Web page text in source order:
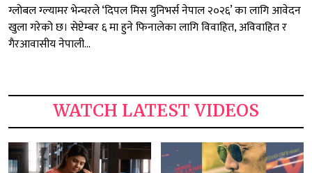
ग्लोबल ग्ल्यामर भेन्चरले ‘दिपल मिस युनिभर्स नेपाल २०२६’ का लागि आवेदन
खुला गरेको छ। सेप्टेम्बर ६ मा हुने फिनालेका लागि विवाहित, अविवाहित र
गैरआवासीय नेपाली...
WATCH LATEST VIDEOS